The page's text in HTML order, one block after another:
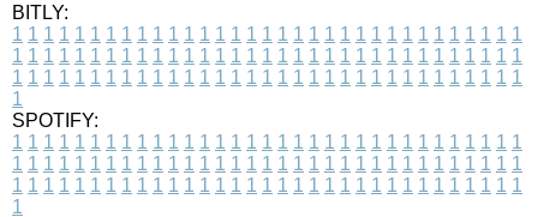
BITLY:
1 1 1 1 1 1 1 1 1 1 1 1 1 1 1 1 1 1 1 1 1 1 1 1 1 1 1 1 1 1 1 1 1
1 1 1 1 1 1 1 1 1 1 1 1 1 1 1 1 1 1 1 1 1 1 1 1 1 1 1 1 1 1 1 1 1
1 1 1 1 1 1 1 1 1 1 1 1 1 1 1 1 1 1 1 1 1 1 1 1 1 1 1 1 1 1 1 1 1
1
SPOTIFY:
1 1 1 1 1 1 1 1 1 1 1 1 1 1 1 1 1 1 1 1 1 1 1 1 1 1 1 1 1 1 1 1 1
1 1 1 1 1 1 1 1 1 1 1 1 1 1 1 1 1 1 1 1 1 1 1 1 1 1 1 1 1 1 1 1 1
1 1 1 1 1 1 1 1 1 1 1 1 1 1 1 1 1 1 1 1 1 1 1 1 1 1 1 1 1 1 1 1 1
1